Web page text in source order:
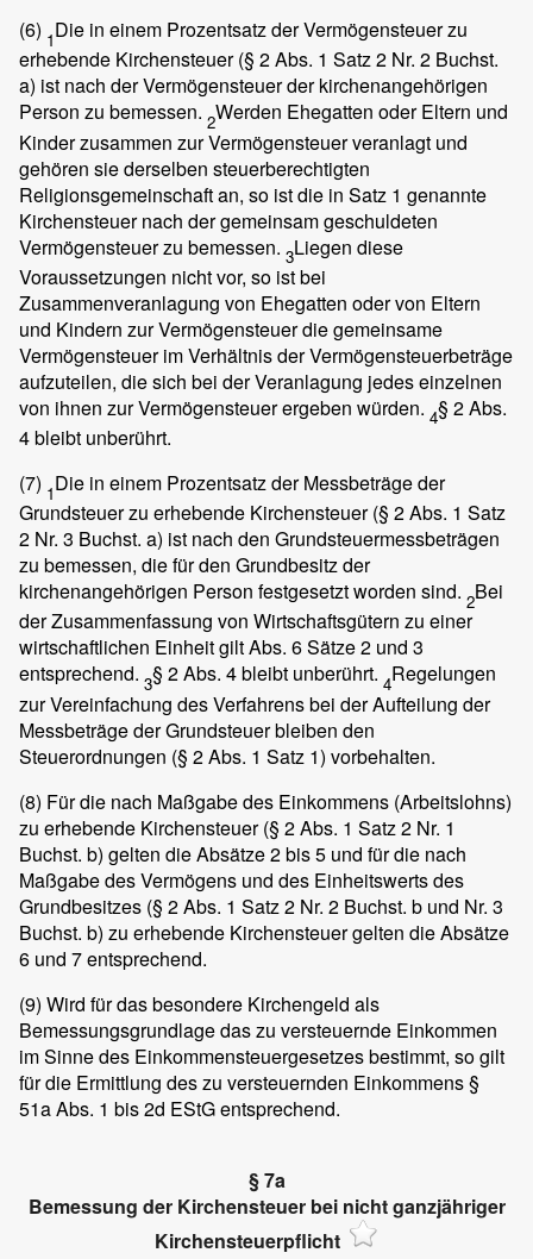
(6) 1Die in einem Prozentsatz der Vermögensteuer zu
erhebende Kirchensteuer (§ 2 Abs. 1 Satz 2 Nr. 2 Buchst.
a) ist nach der Vermögensteuer der kirchenangehörigen
Person zu bemessen. 2Werden Ehegatten oder Eltern und
Kinder zusammen zur Vermögensteuer veranlagt und
gehören sie derselben steuerberechtigten
Religionsgemeinschaft an, so ist die in Satz 1 genannte
Kirchensteuer nach der gemeinsam geschuldeten
Vermögensteuer zu bemessen. 3Liegen diese
Voraussetzungen nicht vor, so ist bei
Zusammenveranlagung von Ehegatten oder von Eltern
und Kindern zur Vermögensteuer die gemeinsame
Vermögensteuer im Verhältnis der Vermögensteuerbeträge
aufzuteilen, die sich bei der Veranlagung jedes einzelnen
von ihnen zur Vermögensteuer ergeben würden. 4§ 2 Abs.
4 bleibt unberührt.
(7) 1Die in einem Prozentsatz der Messbeträge der
Grundsteuer zu erhebende Kirchensteuer (§ 2 Abs. 1 Satz
2 Nr. 3 Buchst. a) ist nach den Grundsteuermessbeträgen
zu bemessen, die für den Grundbesitz der
kirchenangehörigen Person festgesetzt worden sind. 2Bei
der Zusammenfassung von Wirtschaftsgütern zu einer
wirtschaftlichen Einheit gilt Abs. 6 Sätze 2 und 3
entsprechend. 3§ 2 Abs. 4 bleibt unberührt. 4Regelungen
zur Vereinfachung des Verfahrens bei der Aufteilung der
Messbeträge der Grundsteuer bleiben den
Steuerordnungen (§ 2 Abs. 1 Satz 1) vorbehalten.
(8) Für die nach Maßgabe des Einkommens (Arbeitslohns)
zu erhebende Kirchensteuer (§ 2 Abs. 1 Satz 2 Nr. 1
Buchst. b) gelten die Absätze 2 bis 5 und für die nach
Maßgabe des Vermögens und des Einheitswerts des
Grundbesitzes (§ 2 Abs. 1 Satz 2 Nr. 2 Buchst. b und Nr. 3
Buchst. b) zu erhebende Kirchensteuer gelten die Absätze
6 und 7 entsprechend.
(9) Wird für das besondere Kirchengeld als
Bemessungsgrundlage das zu versteuernde Einkommen
im Sinne des Einkommensteuergesetzes bestimmt, so gilt
für die Ermittlung des zu versteuernden Einkommens §
51a Abs. 1 bis 2d EStG entsprechend.
§ 7a
Bemessung der Kirchensteuer bei nicht ganzjähriger
Kirchensteuerpflicht